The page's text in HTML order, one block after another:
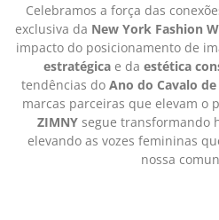
Celebramos a força das
exclusiva da New York Fashion
impacto do posicionamento de
estratégicae da estética
tendências do Ano do Cavalo de
marcas parceiras que elevam o
ZIMNY segue transformando
elevando as vozes femininas
nossa